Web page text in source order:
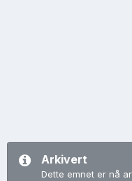
Arkivert
Dette emnet er nå